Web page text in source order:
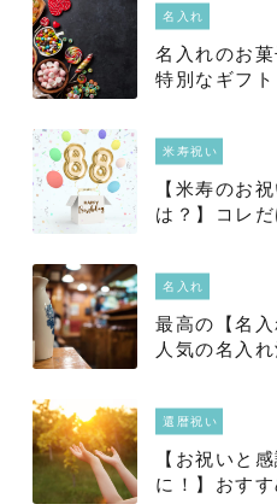
名入れ
名入れのお
特別なギフト
米寿祝い
【米寿のお
は？】コレ
名入れ
最高の【名
人気の名入
還暦祝い
【お祝いと
に！】おす